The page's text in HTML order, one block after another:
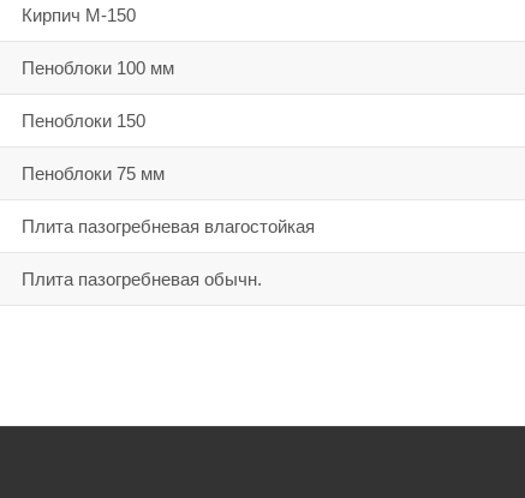
Кирпич М-150
Пеноблоки 100 мм
Пеноблоки 150
Пеноблоки 75 мм
Плита пазогребневая влагостойкая
Плита пазогребневая обычн.